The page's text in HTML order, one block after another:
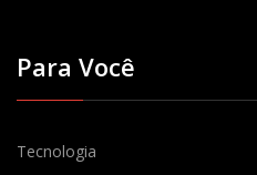
Para Você
Tecnologia